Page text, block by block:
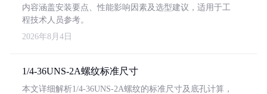
内容涵盖安装要点、性能影响因素及选型建议，适用于工
程技术人员参考。
2026年8月4日
1/4-36UNS-2A螺纹标准尺寸
本文详细解析1/4-36UNS-2A螺纹的标准尺寸及底孔计算，